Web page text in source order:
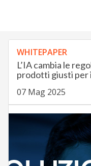
WHITEPAPER
L’IA cambia le
prodotti giusti per
07 Mag 2025